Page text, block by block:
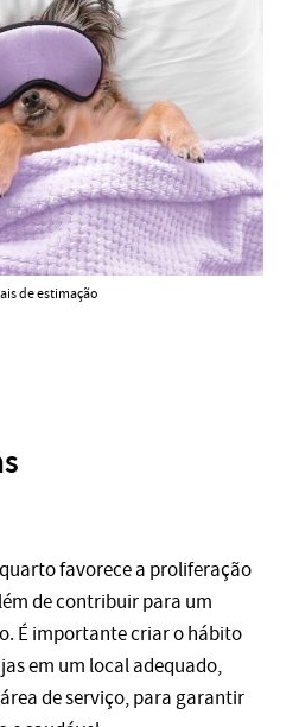
de estimação
favorece a proliferação
de contribuir para um
É importante criar o hábito
em um local adequado,
de serviço, para garantir